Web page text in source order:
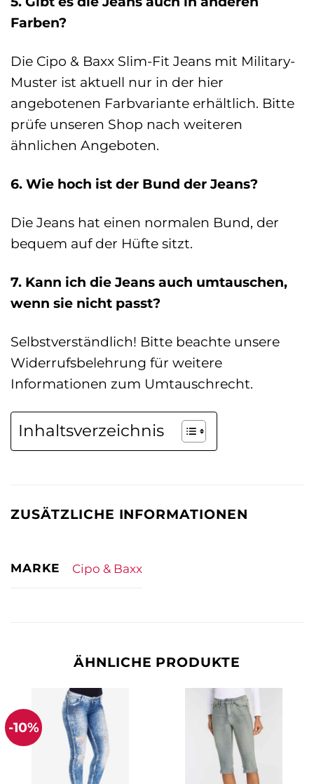
Farben?
Die Cipo & Baxx Slim-Fit Jeans mit Military-
Muster ist aktuell nur in der hier
angebotenen Farbvariante erhältlich. Bitte
prüfe unseren Shop nach weiteren
ähnlichen Angeboten.
6. Wie hoch ist der Bund der Jeans?
Die Jeans hat einen normalen Bund, der
bequem auf der Hüfte sitzt.
7. Kann ich die Jeans auch umtauschen,
wenn sie nicht passt?
Selbstverständlich! Bitte beachte unsere
Widerrufsbelehrung für weitere
Informationen zum Umtauschrecht.
Inhaltsverzeichnis
ZUSÄTZLICHE INFORMATIONEN
MARKE Cipo & Baxx
ÄHNLICHE PRODUKTE
-10%